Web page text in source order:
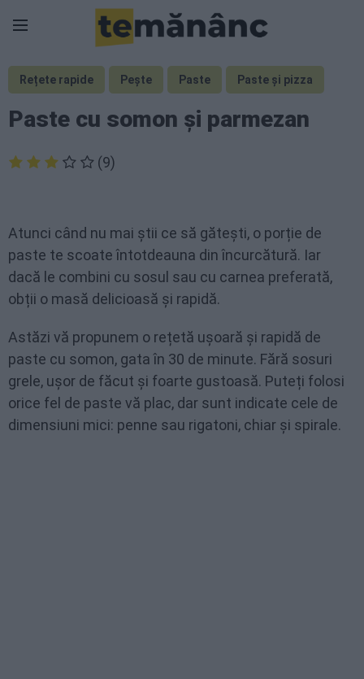
Rețete rapide Pește Paste Paste și pizza
Paste cu somon și parmezan
(9)
Atunci când nu mai știi ce să gătești, o porție de
paste te scoate întotdeauna din încurcătură. Iar
dacă le combini cu sosul sau cu carnea preferată,
obții o masă delicioasă și rapidă.
Astăzi vă propunem o rețetă ușoară și rapidă de
paste cu somon, gata în 30 de minute. Fără sosuri
grele, ușor de făcut și foarte gustoasă. Puteți folosi
orice fel de paste vă plac, dar sunt indicate cele de
dimensiuni mici: penne sau rigatoni, chiar și spirale.